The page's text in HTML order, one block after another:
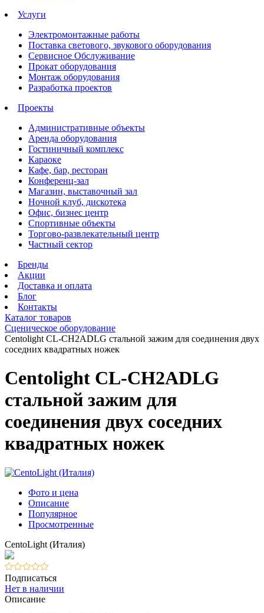
Услуги
Электромонтажные работы
Поставка светового, звукового оборудования
Сервисное Обслуживание
Прокат оборудования
Монтаж оборудования
Разработка проектов
Проекты
Административные объекты
Аренда оборудования
Гостиничный комплекс
Караоке
Кафе, бар, ресторан
Конференц-зал
Магазин, выставочный зал
Ночной клуб, дискотека
Офис, бизнес центр
Спортивные объекты
Торгово-развлекательный центр
Частный сектор
Бренды
Акции
Доставка и оплата
Блог
Контакты
Каталог товаров
Сценическое оборудование
Centolight CL-CH2ADLG стальной зажим для соединения двух
соседних квадратных ножек
Centolight CL-CH2ADLG
стальной зажим для
соединения двух соседних
квадратных ножек
Фото и цена
Описание
Популярное
Просмотренные
CentoLight (Италия)
Подписаться
Нет в наличии
Описание